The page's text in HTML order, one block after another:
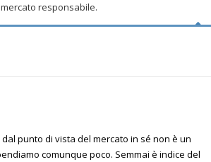
responsabile.
punto di vista del mercato in sé non è un
comunque poco. Semmai è indice del